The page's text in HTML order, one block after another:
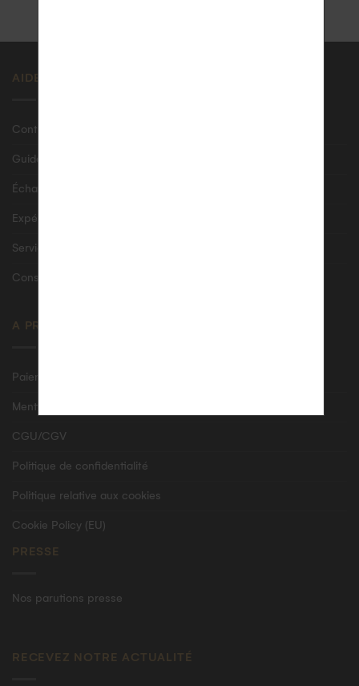
AIDE
Contactez-nous
Guide des tailles bagues
Échanges & retours
Expédition & livraison sécurisée
Service Après-Vente
Conseils d’entretien
A PROPOS
Paiement sécurisé
Mentions Légales
CGU/CGV
Politique de confidentialité
Politique relative aux cookies
Cookie Policy (EU)
PRESSE
Nos parutions presse
RECEVEZ NOTRE ACTUALITÉ